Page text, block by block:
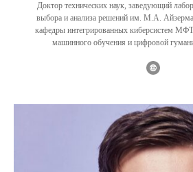
Доктор технических наук, заведующий
выбора и анализа решений им. М.А.
кафедры интегрированных киберсистем
машинного обучения и цифровой